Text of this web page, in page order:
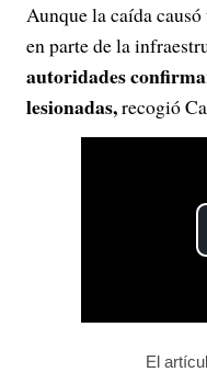
Aunque la caída
en parte de la
autoridades
lesionadas,recogió
El